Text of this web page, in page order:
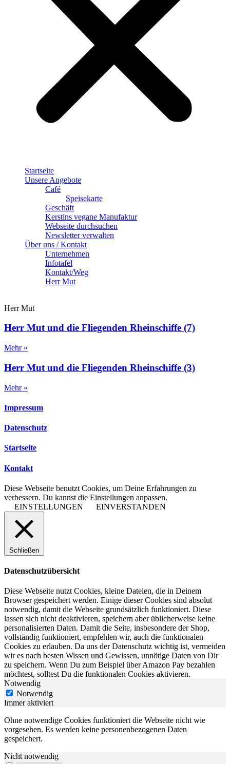
Startseite
Unsere Angebote
Café
Speisekarte
Geschäft
Kerstins vegane Manufaktur
Webseite durchsuchen
Newsletter verwalten
Über uns / Kontakt
Unternehmen
Infotafel
Kontakt/Weg
Herr Mut
Herr Mut
Herr Mut und die Fliegenden Rheinschiffe (7)
Mehr »
Herr Mut und die Fliegenden Rheinschiffe (3)
Mehr »
Impressum
Datenschutz
Startseite
Kontakt
Diese Webseite benutzt Cookies, um Deine Erfahrungen zu
verbessern. Du kannst die Einstellungen anpassen.
EINSTELLUNGEN
EINVERSTANDEN
Schließen
Datenschutzübersicht
Diese Webseite nutzt Cookies, kleine Dateien, die in Deinem
Browser gespeichert werden. Einige dieser Cookies sind absolut
notwendig, damit die Webseite grundsätzlich funktioniert. Diese
lassen sich nicht deaktivieren, speichern aber üblicherweise keine
personalisierten Daten. Damit die Seite, insbesondere der Shop,
vollständig funktioniert, empfehlen wir, auch die funktionalen
Cookies zu erlauben. Da uns der Datenschutz wichtig ist, vermeiden
wir es nach besten Wissen und Gewissen, unnötige Daten von Dir
zu speichern. Wenn Du zum Beispiel über Amazon Pay bezahlen
möchtest, solltest Du die funktionalen Cookies aktivieren.
Notwendig
Notwendig
Immer aktiviert
Ohne notwendige Cookies funktioniert die Webseite nicht wie
vorgesehen. Es werden keine personenbezogenen Daten
gespeichert.
Nicht notwendig